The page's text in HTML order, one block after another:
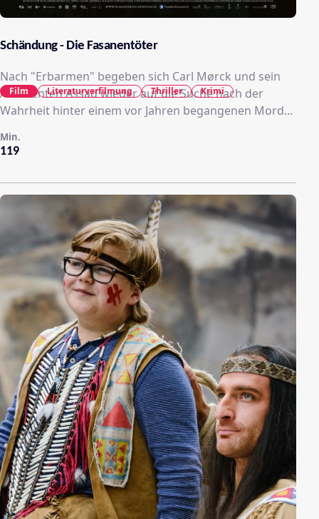
Schändung - Die Fasanentöter
Nach "Erbarmen" begeben sich Carl Mørck und sein
Assistenten Assad wieder auf die Suche nach der
Wahrheit hinter einem vor Jahren begangenen Mord...
119
Min.
Film Literaturverfilmung Thriller Krimi